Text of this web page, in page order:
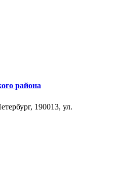
района
190013, ул.